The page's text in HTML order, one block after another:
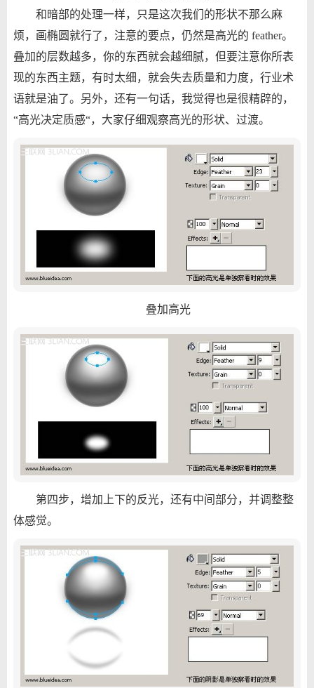
和暗部的处理一样，只是这次我们的形状不那么麻
烦，画椭圆就行了，注意的要点，仍然是高光的 feather。
叠加的层数越多，你的东西就会越细腻，但要注意你所表
现的东西主题，有时太细，就会失去质量和力度，行业术
语就是油了。另外，还有一句话，我觉得也是很精辟的，
“高光决定质感“，大家仔细观察高光的形状、过渡。
叠加高光
第四步，增加上下的反光，还有中间部分，并调整整
体感觉。